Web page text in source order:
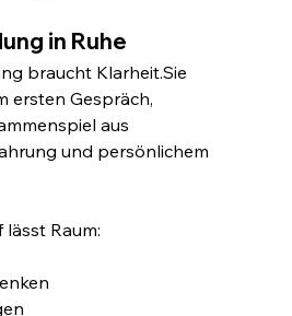
in Ruhe
braucht Klarheit.Sie
ersten Gespräch,
aus
und persönlichem
Raum: